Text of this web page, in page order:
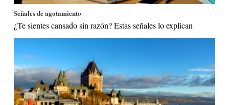
Señales de agotamiento
¿Te sientes cansado sin razón? Estas señales lo explican